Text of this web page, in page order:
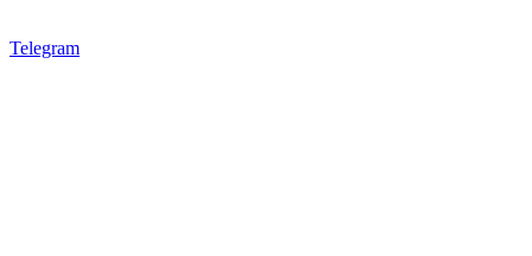
Telegram